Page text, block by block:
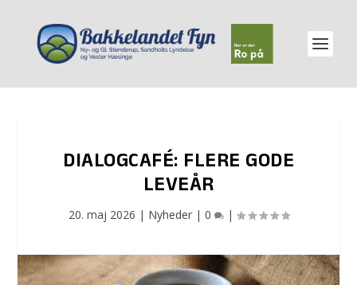
DIALOGCAFÉ: FLERE GODE
LEVEÅR
20. maj 2026 | Nyheder| 0 |